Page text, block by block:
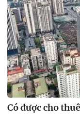
Có được cho